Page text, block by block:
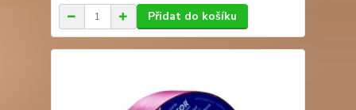
Přidat do košíku